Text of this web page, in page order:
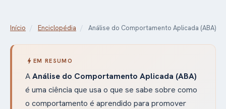
Início / Enciclopédia / Análise do Comportamento Aplicada (ABA)
bolt EM RESUMO
AAnálise do Comportamento Aplicada (ABA)
é uma ciência que usa o que se sabe sobre como
o comportamento é aprendido para promover